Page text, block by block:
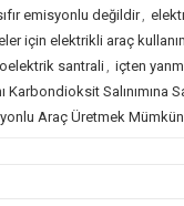
emisyonlu değildir,
için elektrikli araç
santrali, içten
Salınımına
Araç Üretmek